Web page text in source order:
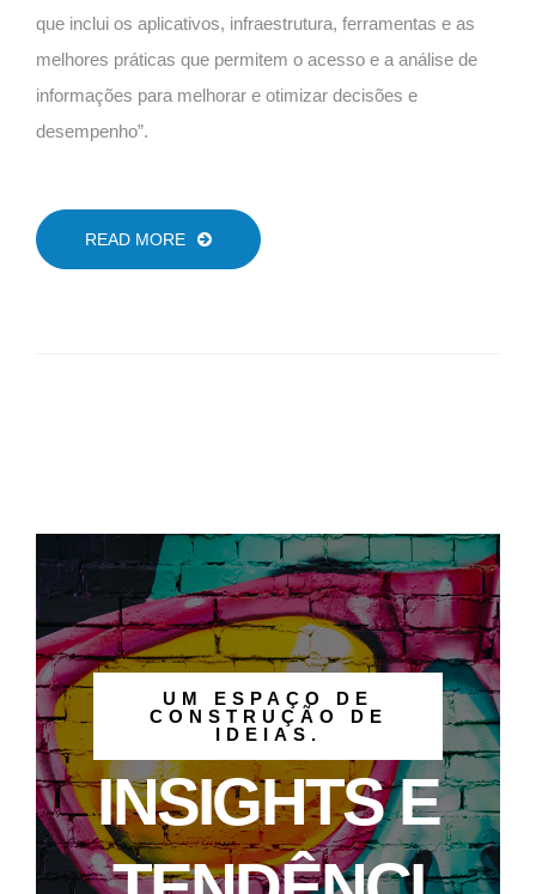
que inclui os aplicativos, infraestrutura, ferramentas e as
melhores práticas que permitem o acesso e a análise de
informações para melhorar e otimizar decisões e
desempenho”.
READ MORE
UM ESPAÇO DE
CONSTRUÇÃO DE
IDEIAS.
INSIGHTS E